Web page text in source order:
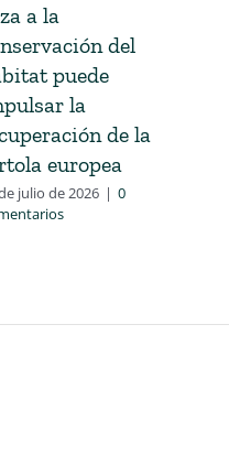
a la
del
puede
la
de la
europea
julio de 2026 | 0